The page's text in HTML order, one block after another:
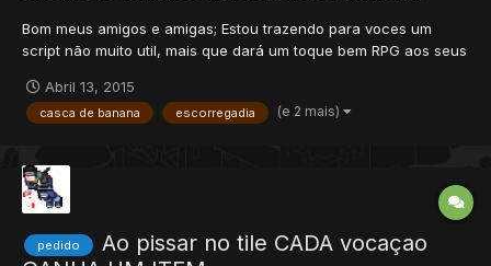
Bom meus amigos e amigas; Estou trazendo para voces um
script não muito util, mais que dará um toque bem RPG aos seus
ideia não é minha, apenas gostei da ideia e resolvi recriar para
desenvolver meu conhecimento em lua script. O fun...
Abril 13, 2015
casca de banana escorregadia (e 2 mais)
pedido
Ao pissar no tile CADA vocaçao